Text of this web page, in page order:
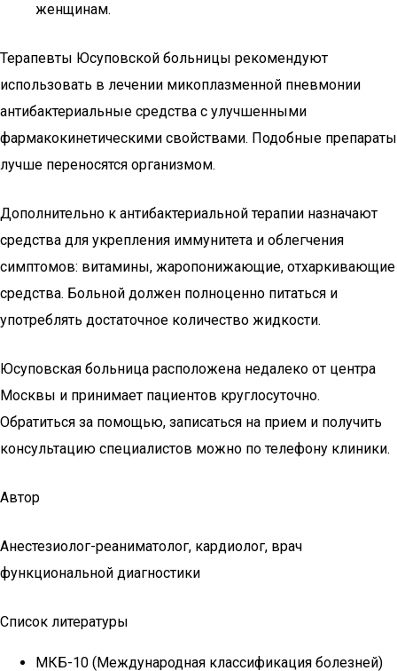
женщинам.
Терапевты Юсуповской больницы рекомендуют
использовать в лечении микоплазменной пневмонии
антибактериальные средства с улучшенными
фармакокинетическими свойствами. Подобные препараты
лучше переносятся организмом.
Дополнительно к антибактериальной терапии назначают
средства для укрепления иммунитета и облегчения
симптомов: витамины, жаропонижающие, отхаркивающие
средства. Больной должен полноценно питаться и
употреблять достаточное количество жидкости.
Юсуповская больница расположена недалеко от центра
Москвы и принимает пациентов круглосуточно.
Обратиться за помощью, записаться на прием и получить
консультацию специалистов можно по телефону клиники.
Автор
Анестезиолог-реаниматолог, кардиолог, врач
функциональной диагностики
Список литературы
МКБ-10 (Международная классификация болезней)